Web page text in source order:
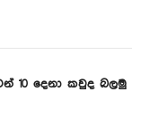
10 දෙනා කවුද බලමු